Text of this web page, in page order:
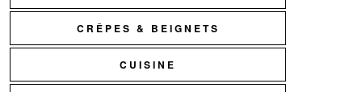
CRÊPES & BEIGNETS
CUISINE